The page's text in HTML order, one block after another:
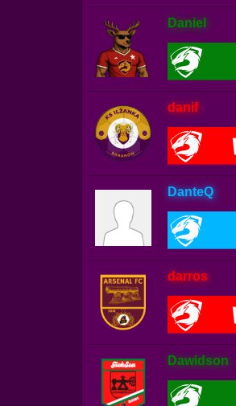
Daniel
danif
DanteQ
darros
Dawidson